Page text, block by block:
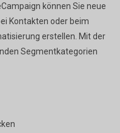
können Sie neue
Kontakten oder beim
erstellen. Mit der
Segmentkategorien